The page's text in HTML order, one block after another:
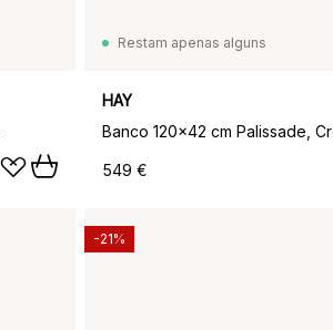
Restam apenas alguns
HAY
Banco 120x42 cm Palissade,
549 €
-21%